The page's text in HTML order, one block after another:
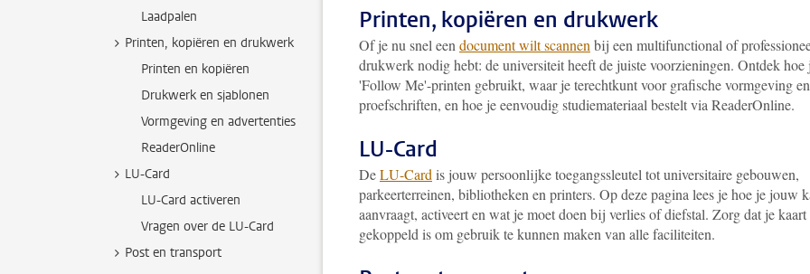
Laadpalen
Printen, kopiëren en drukwerk
Printen en kopiëren
Drukwerk en sjablonen
Vormgeving en advertenties
ReaderOnline
LU-Card
LU-Card activeren
Vragen over de LU-Card
Post en transport
Printen, kopiëren en drukwerk
Of je nu snel een document wilt scannen bij een multifunctional of
drukwerk nodig hebt: de universiteit heeft de juiste voorzieningen. Ontdek hoe
'Follow Me'-printen gebruikt, waar je terechtkunt voor grafische vormgeving en
proefschriften, en hoe je eenvoudig studiemateriaal bestelt via ReaderOnline.
LU-Card
DeLU-Card is jouw persoonlijke toegangssleutel tot universitaire gebouwen,
parkeerterreinen, bibliotheken en printers. Op deze pagina lees je hoe je jouw
aanvraagt, activeert en wat je moet doen bij verlies of diefstal. Zorg dat je kaart
gekoppeld is om gebruik te kunnen maken van alle faciliteiten.